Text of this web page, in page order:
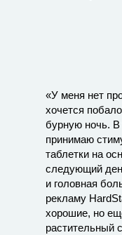
«У меня нет
хочется
бурную ночь. В
принимаю
таблетки на
следующий
и головная
рекламу
хорошие, но
растительный